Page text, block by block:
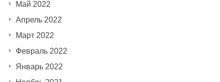
Май 2022
Апрель 2022
Март 2022
Февраль 2022
Январь 2022